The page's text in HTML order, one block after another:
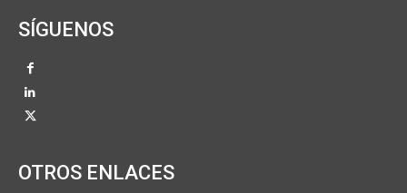
SÍGUENOS
OTROS ENLACES